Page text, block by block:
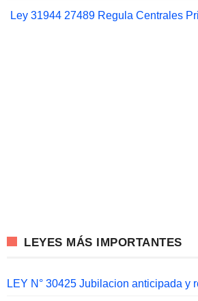
Ley 31944 27489 Regula Centrales
LEYES MÁS IMPORTANTES
LEY N° 30425 Jubilacion anticipada y